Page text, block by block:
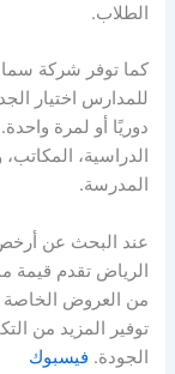
الطلاب.
كما توفر شركة
للمدارس اختيار
دوريًا أو لمرة
الدراسية،
المدرسة.
عند البحث عن
الرياض تقدم قيمة
من العروض الخاصة
توفير المزيد من
الجودة. فيسبوك